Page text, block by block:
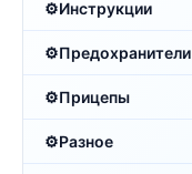
Инструкции
Предохранители
Прицепы
Разное